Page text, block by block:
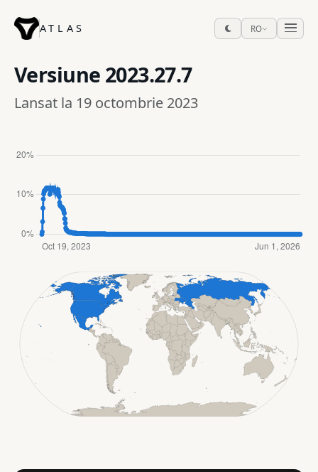
ATLAS RO
Versiune 2023.27.7
Lansat la 19 octombrie 2023